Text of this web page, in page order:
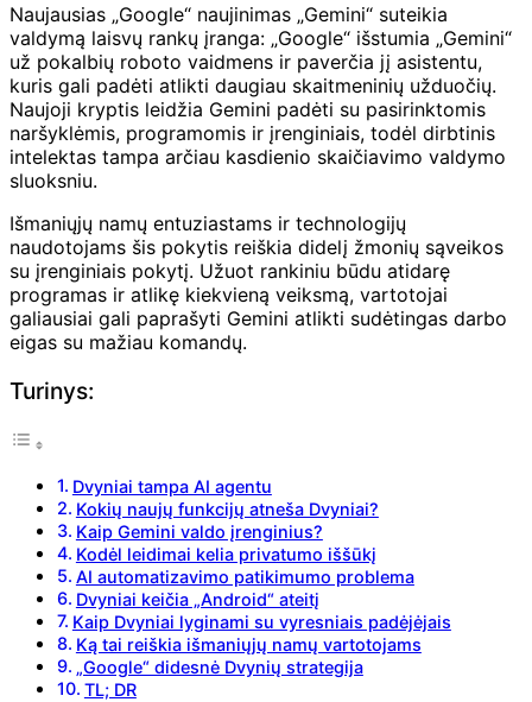
Naujausias „Google“ naujinimas „Gemini“ suteikia
valdymą laisvų rankų įranga: „Google“ išstumia „Gemini“
už pokalbių roboto vaidmens ir paverčia jį asistentu,
kuris gali padėti atlikti daugiau skaitmeninių užduočių.
Naujoji kryptis leidžia Gemini padėti su pasirinktomis
naršyklėmis, programomis ir įrenginiais, todėl dirbtinis
intelektas tampa arčiau kasdienio skaičiavimo valdymo
sluoksniu.
Išmaniųjų namų entuziastams ir technologijų
naudotojams šis pokytis reiškia didelį žmonių sąveikos
su įrenginiais pokytį. Užuot rankiniu būdu atidarę
programas ir atlikę kiekvieną veiksmą, vartotojai
galiausiai gali paprašyti Gemini atlikti sudėtingas darbo
eigas su mažiau komandų.
Turinys:
Dvyniai tampa AI agentu
Kokių naujų funkcijų atneša Dvyniai?
Kaip Gemini valdo įrenginius?
Kodėl leidimai kelia privatumo iššūkį
AI automatizavimo patikimumo problema
Dvyniai keičia „Android“ ateitį
Kaip Dvyniai lyginami su vyresniais padėjėjais
Ką tai reiškia išmaniųjų namų vartotojams
„Google“ didesnė Dvynių strategija
TL; DR